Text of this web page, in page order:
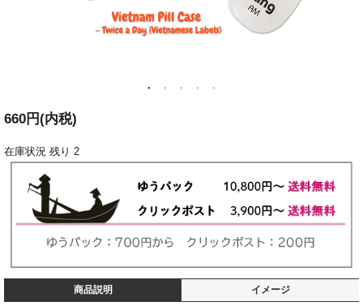
660円(内税)
在庫状況 残り 2
商品説明 イメージ